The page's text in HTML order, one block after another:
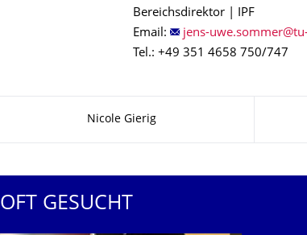
Bereichsdirektor | IPF
Email:
Tel.: +49 351 4658 750/747
Nicole Gierig
OFT GESUCHT